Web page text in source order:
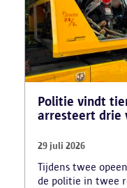
Politie vindt
arresteert drie
29 juli 2026
Tijdens twee
de politie in twee